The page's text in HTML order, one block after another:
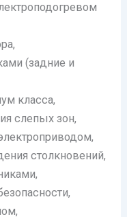
(задние и
класса,
слепых зон,
столкновений,